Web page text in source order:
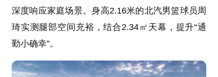
深度响应家庭场景。身高2.16米的北汽男篮球员周
琦实测腿部空间充裕，结合2.34㎡天幕，提升“通
勤小确幸”。